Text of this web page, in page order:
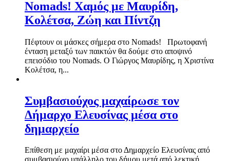
Nomads! Χαμός με Μαυρίδη,
Κολέτσα, Ζώη και Πίντζη
Πέφτουν οι μάσκες σήμερα στο Nomads! Πρωτοφανή
ένταση μεταξύ των παικτών θα δούμε στο αποψινό
επεισόδιο του Nomads. Ο Γιώργος Μαυρίδης, η Χριστίνα
Κολέτσα, η...
Συμβασιούχος μαχαίρωσε τον
Δήμαρχο Ελευσίνας μέσα στο
δημαρχείο
Επίθεση με μαχαίρι μέσα στο Δημαρχείο Ελευσίνας από